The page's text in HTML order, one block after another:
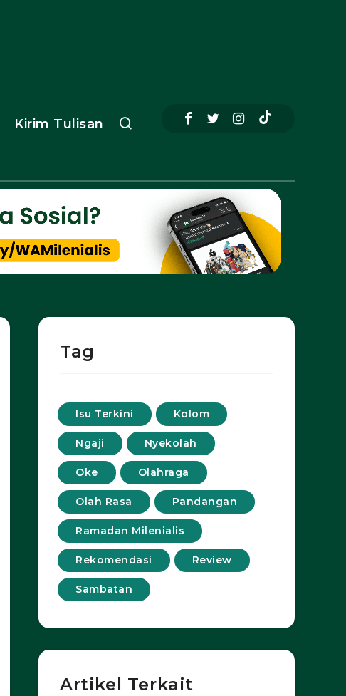
Kirim Tulisan
Tag
Isu Terkini Kolom
Ngaji Nyekolah
Oke Olahraga
Olah Rasa Pandangan
Ramadan Milenialis
Rekomendasi Review
Sambatan
Artikel Terkait